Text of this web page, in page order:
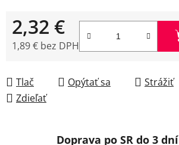
2,32 €
1,89 € bez DPH
Tlač Opýtať sa
Strážiť
Zdieľať
Doprava po SR do 3 dní